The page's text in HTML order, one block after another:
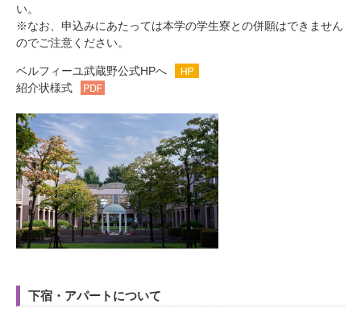
い。
※なお、申込みにあたっては本学の学生寮との併願はできません
のでご注意ください。
ベルフィーユ武蔵野公式HPへ
紹介状様式
下宿・アパートについて